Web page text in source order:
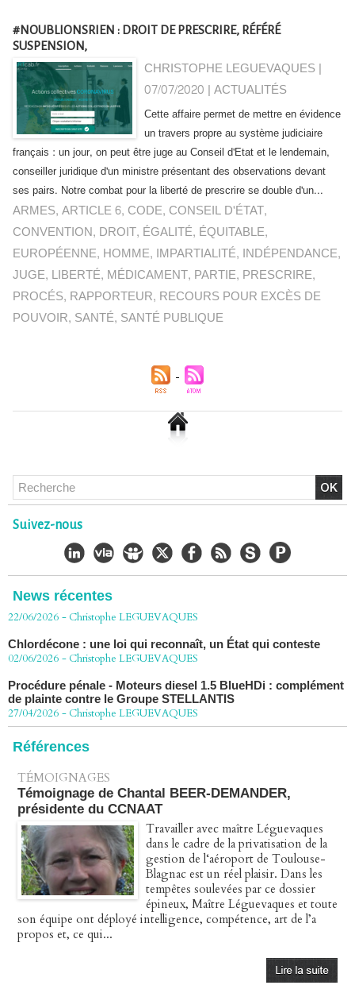
#NOUBLIONSRIEN : DROIT DE PRESCRIRE, RÉFÉRÉ
SUSPENSION,
CHRISTOPHE LEGUEVAQUES |
07/07/2020 |ACTUALITÉS
Cette affaire permet de mettre en évidence
un travers propre au système judiciaire
français : un jour, on peut être juge au Conseil d'Etat et le lendemain,
conseiller juridique d'un ministre présentant des observations devant
ses pairs. Notre combat pour la liberté de prescrire se double d'un...
ARMES,ARTICLE 6, CODE, CONSEIL D'ÉTAT,
CONVENTION, DROIT, ÉGALITÉ, ÉQUITABLE,
EUROPÉENNE, HOMME, IMPARTIALITÉ, INDÉPENDANCE,
JUGE, LIBERTÉ, MÉDICAMENT, PARTIE, PRESCRIRE,
PROCÉS, RAPPORTEUR, RECOURS POUR EXCÈS DE
POUVOIR, SANTÉ, SANTÉ PUBLIQUE
Suivez-nous
News récentes
Chlordécone : un non-lieu confirmé, la bataille se déplace
vers la Cour de cassation
CHLORDÉCONE Déclaration de Me Christophe
LÈGUEVAQUES (CLE), avocat de parties civiles, après la
décision de confirmation du non-lieu
22/06/2026 -Christophe LEGUEVAQUES
02/06/2026 -Christophe LEGUEVAQUES
de plainte contre le Groupe STELLANTIS
27/04/2026 -Christophe LEGUEVAQUES
Péage autoroute : tout savoir (ou presque) sur l'action
collective ouverte le 2 avril
07/04/2026 -Christophe LEGUEVAQUES
Références
TÉMOIGNAGES
Témoignage de Chantal BEER-DEMANDER,
présidente du CCNAAT
Travailler avec maître Léguevaques
dans le cadre de la privatisation de la
gestion de l‘aéroport de Toulouse-
Blagnac est un réel plaisir. Dans les
tempêtes soulevées par ce dossier
épineux, Maître Léguevaques et toute
son équipe ont déployé intelligence, compétence, art de l’a
propos et, ce qui...